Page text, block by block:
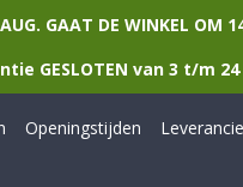
GAAT DE WINKEL OM
GESLOTEN van 3 t/m
Openingstijden